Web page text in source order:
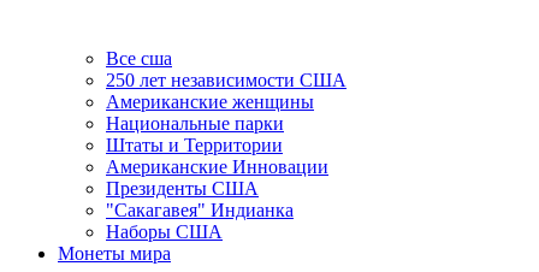
Все сша
250 лет независимости США
Американские женщины
Национальные парки
Штаты и Территории
Американские Инновации
Президенты США
"Сакагавея" Индианка
Наборы США
Монеты мира